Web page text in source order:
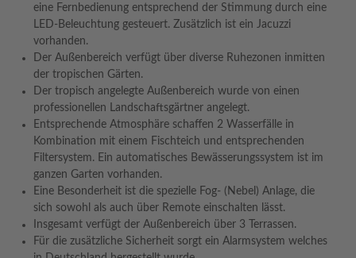
eine Fernbedienung entsprechend der Stimmung durch eine
LED-Beleuchtung gesteuert. Zusätzlich ist ein Jacuzzi
vorhanden.
Der Außenbereich verfügt über diverse Ruhezonen inmitten
der tropischen Gärten.
Der tropisch angelegte Außenbereich wurde von einen
professionellen Landschaftsgärtner angelegt.
Entsprechende Atmosphäre schaffen 2 Wasserfälle in
Kombination mit einem Fischteich und entsprechenden
Filtersystem. Ein automatisches Bewässerungssystem ist im
ganzen Garten vorhanden.
Eine Besonderheit ist die spezielle Fog- (Nebel) Anlage, die
sich sowohl als auch über Remote einschalten lässt.
Insgesamt verfügt der Außenbereich über 3 Terrassen.
Für die zusätzliche Sicherheit sorgt ein Alarmsystem welches